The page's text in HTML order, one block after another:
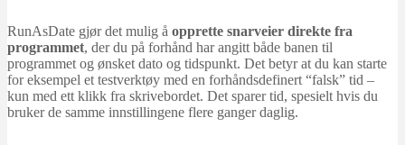
RunAsDate gjør det mulig å opprette snarveier direkte fra
programmet, der du på forhånd har angitt både banen til
programmet og ønsket dato og tidspunkt. Det betyr at du kan starte
for eksempel et testverktøy med en forhåndsdefinert “falsk” tid –
kun med ett klikk fra skrivebordet. Det sparer tid, spesielt hvis du
bruker de samme innstillingene flere ganger daglig.